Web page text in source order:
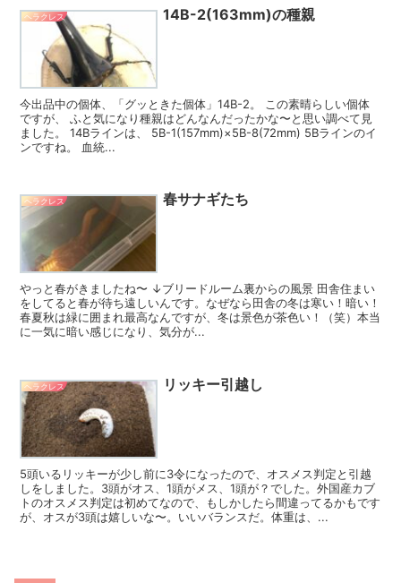
ヘラクレス 14B-2(163mm)の種親
今出品中の個体、「グッときた個体」14B-2。 この素晴らしい個体
ですが、 ふと気になり種親はどんなんだったかな〜と思い調べて見
ました。 14Bラインは、 5B-1(157mm)×5B-8(72mm) 5Bラインのイ
ンですね。 血統...
ヘラクレス 春サナギたち
やっと春がきましたね〜 ↓ブリードルーム裏からの風景 田舎住まい
をしてると春が待ち遠しいんです。なぜなら田舎の冬は寒い！暗い！
春夏秋は緑に囲まれ最高なんですが、冬は景色が茶色い！（笑）本当
に一気に暗い感じになり、気分が...
ヘラクレス リッキー引越し
5頭いるリッキーが少し前に3令になったので、オスメス判定と引越
しをしました。3頭がオス、1頭がメス、1頭が？でした。外国産カブ
トのオスメス判定は初めてなので、もしかしたら間違ってるかもです
が、オスが3頭は嬉しいな〜。いいバランスだ。体重は、...